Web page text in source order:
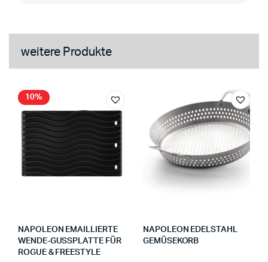
weitere Produkte
10%
NAPOLEON EMAILLIERTE
WENDE-GUSSPLATTE FÜR
ROGUE & FREESTYLE
NAPOLEON EDELSTAHL
GEMÜSEKORB